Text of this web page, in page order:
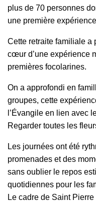
plus de 70 personnes
une première
Cette retraite familiale a
cœur d’une expérience
premières focolarines.
On a approfondi en
groupes, cette
l’Évangile en lien avec
Regarder toutes les
Les journées ont été
promenades et des
sans oublier le repos
quotidiennes pour les
Le cadre de Saint